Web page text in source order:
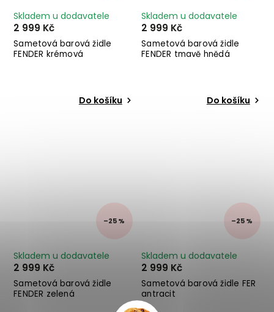
Sametová barová židle
FENDER krémová
Skladem u dodavatele
2 999 Kč
Do košíku
Sametová barová židle
FENDER tmavě hnědá
Skladem u dodavatele
2 999 Kč
Do košíku
–25 %
Sametová barová židle
FENDER zelená
Skladem u dodavatele
2 999 Kč
–25 %
Sametová barová židle FER
antracit
Skladem u dodavatele
2 999 Kč